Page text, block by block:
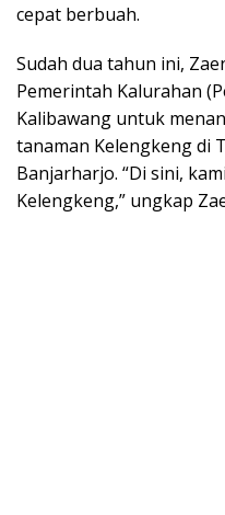
cepat berbuah.
Sudah dua tahun ini,
Pemerintah Kalurahan
Kalibawang untuk
tanaman Kelengkeng di
Banjarharjo. “Di sini,
Kelengkeng,” ungkap